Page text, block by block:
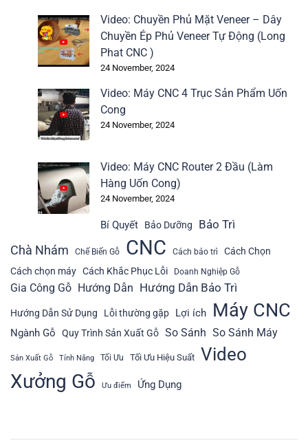
Video: Chuyền Phủ Mặt Veneer – Dây
Chuyền Ép Phủ Veneer Tự Động (Long
Phat CNC )
24 November, 2024
Video: Máy CNC 4 Trục Sản Phẩm Uốn
Cong
24 November, 2024
Video: Máy CNC Router 2 Đầu (Làm
Hàng Uốn Cong)
24 November, 2024
Bí Quyết Bảo Dưỡng
Bảo Trì
Chà Nhám
Chế Biến Gỗ CNC Cách bảo trì
Cách Chọn
Cách chọn máy Cách Khắc Phục Lỗi Doanh Nghiệp Gỗ
Gia Công Gỗ Hướng Dẫn Hướng Dẫn Bảo Trì
Hướng Dẫn Sử Dụng Lỗi thường gặp Lợi ích Máy CNC
Ngành Gỗ Quy Trình Sản Xuất Gỗ So Sánh So Sánh Máy
Sản Xuất Gỗ Tính Năng Tối Ưu Tối Ưu Hiệu Suất Video
Xưởng Gỗ Ưu điểm Ứng Dụng